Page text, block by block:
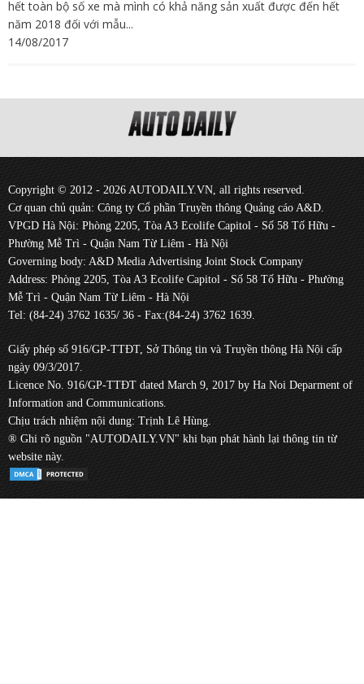
hết toàn bộ số xe mà mình có khả năng sản xuất được đến hết
năm 2018 đối với mẫu...
14/08/2017
Copyright © 2012 - 2026 AUTODAILY.VN, all rights reserved.
Cơ quan chủ quản: Công ty Cổ phần Truyền thông Quảng cáo A&D.
VPGD Hà Nội: Phòng 2205, Tòa A3 Ecolife Capitol - Số 58 Tố Hữu -
Phường Mễ Trì - Quận Nam Từ Liêm - Hà Nội
Governing body: A&D Media Advertising Joint Stock Company
Address: Phòng 2205, Tòa A3 Ecolife Capitol - Số 58 Tố Hữu - Phường
Mễ Trì - Quận Nam Từ Liêm - Hà Nội
Tel: (84-24) 3762 1635/ 36 - Fax:(84-24) 3762 1639.
Giấy phép số 916/GP-TTĐT, Sở Thông tin và Truyền thông Hà Nội cấp
ngày 09/3/2017.
Licence No. 916/GP-TTĐT dated March 9, 2017 by Ha Noi Deparment of
Information and Communications.
Chịu trách nhiệm nội dung: Trịnh Lê Hùng.
® Ghi rõ nguồn "AUTODAILY.VN" khi bạn phát hành lại thông tin từ
website này.